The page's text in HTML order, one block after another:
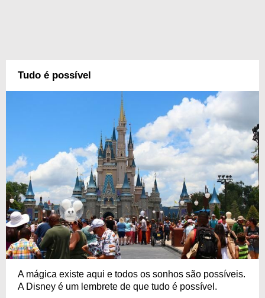
Tudo é possível
A mágica existe aqui e todos os sonhos são possíveis.
A Disney é um lembrete de que tudo é possível.